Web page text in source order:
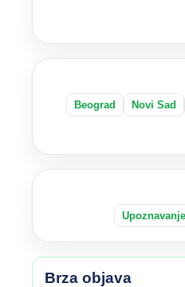
Beograd Novi Sad
Upoznavanje
Brza objava